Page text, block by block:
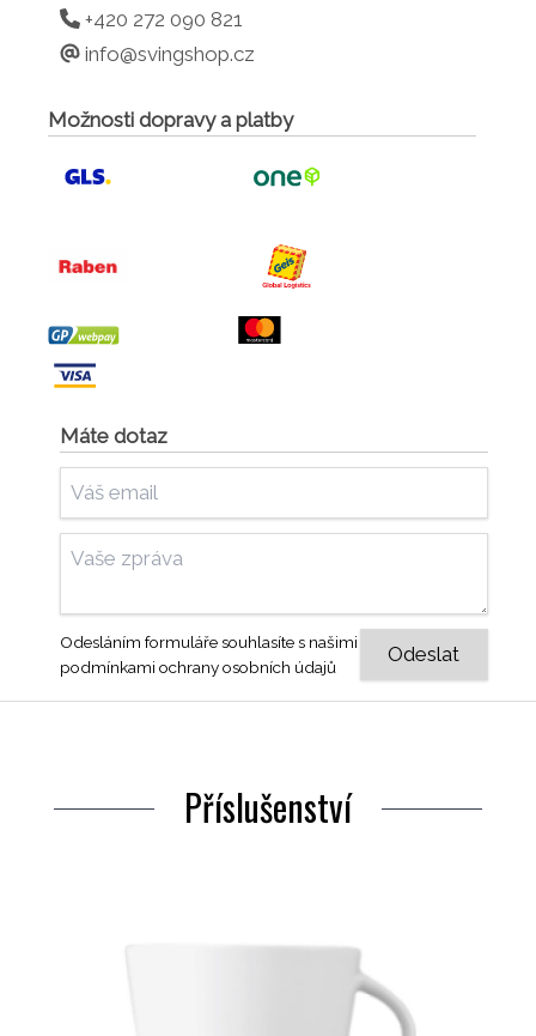
+420 272 090 821
info@svingshop.cz
Možnosti dopravy a platby
Máte dotaz
Odesláním formuláře souhlasíte s našimi
podmínkami ochrany osobních údajů
Příslušenství